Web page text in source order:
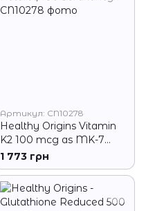
Артикул: CN10278
Healthy Origins Vitamin
K2 100 mcg as MK-7
Natural, 180 вегакапсул
1 773 грн